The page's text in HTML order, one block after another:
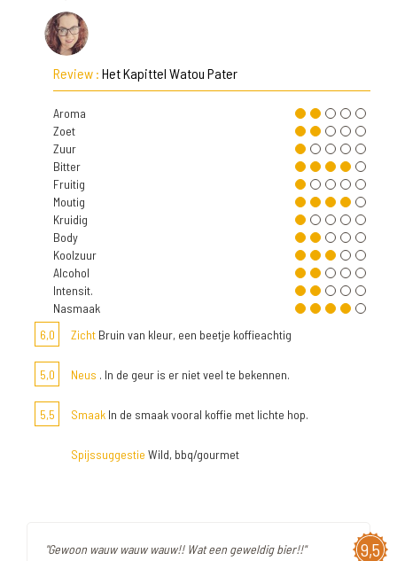
Review : Het Kapittel Watou Pater
Aroma
Zoet
Zuur
Bitter
Fruitig
Moutig
Kruidig
Body
Koolzuur
Alcohol
Intensit.
Nasmaak
6,0
Zicht Bruin van kleur, een beetje koffieachtig
5,0 Neus . In de geur is er niet veel te bekennen.
5,5 Smaak In de smaak vooral koffie met lichte hop.
Spijssuggestie Wild, bbq/gourmet
9,5
"Gewoon wauw wauw wauw!! Wat een geweldig bier!!"